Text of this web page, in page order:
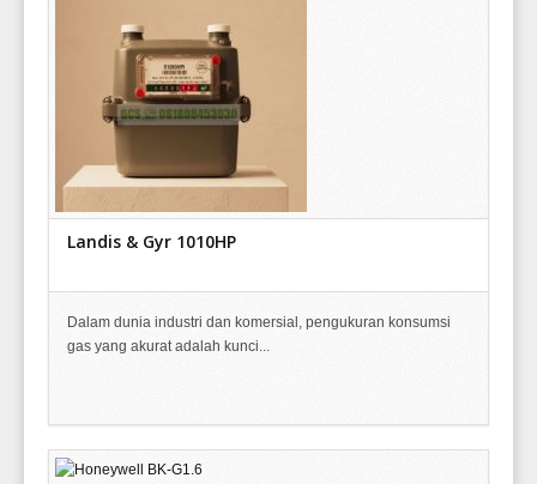
Landis & Gyr 1010HP
Dalam dunia industri dan komersial, pengukuran konsumsi
gas yang akurat adalah kunci...